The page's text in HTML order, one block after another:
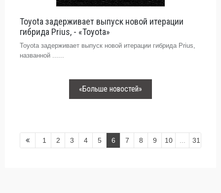
Toyota задерживает выпуск новой итерации
гибрида Prius, - «Toyota»
Toyota задерживает выпуск новой итерации гибрида Prius,
названной ......
«Больше новостей»
1 2 3 4 5 6 7 8 9 10 31